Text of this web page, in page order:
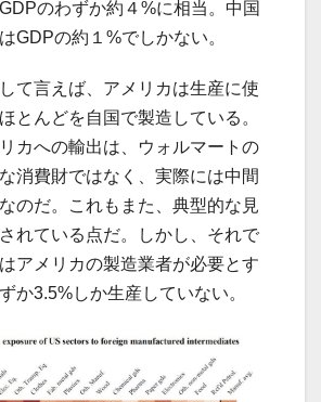
のわずか約４%に相当。中国
GDPの約１%でしかない。
て言えば、アメリカは生産に使
とんどを自国で製造している。
カへの輸出は、ウォルマートの
消費財ではなく、実際には中間
のだ。これもまた、典型的な見
れている点だ。しかし、それで
アメリカの製造業者が必要とす
か3.5%しか生産していない。